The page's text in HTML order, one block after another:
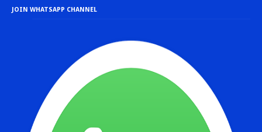
JOIN WHATSAPP CHANNEL